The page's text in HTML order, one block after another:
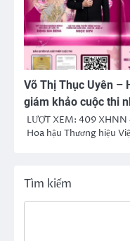
Võ Thị Thục Uyên –
giám khảo cuộc thi
LƯỢT XEM: 409 XHNN
Hoa hậu Thương hiệu
Tìm kiếm